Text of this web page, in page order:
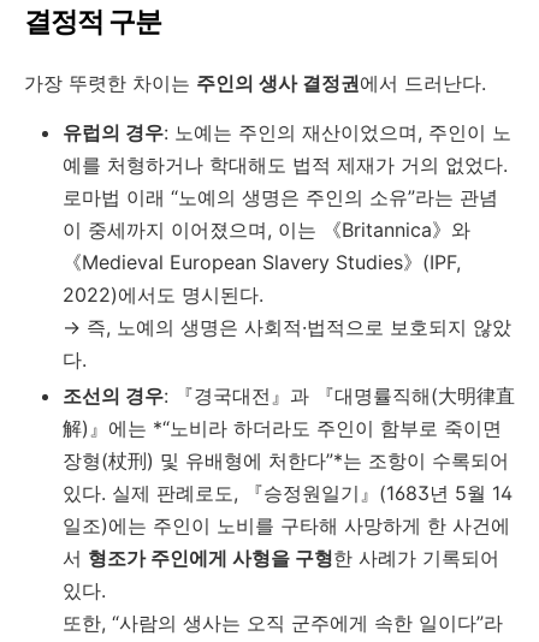
결정적 구분
가장 뚜렷한 차이는 주인의 생사 결정권에서 드러난다.
유럽의 경우: 노예는 주인의 재산이었으며, 주인이 노
예를 처형하거나 학대해도 법적 제재가 거의 없었다.
로마법 이래 “노예의 생명은 주인의 소유”라는 관념
이 중세까지 이어졌으며, 이는 《Britannica》와
《Medieval European Slavery Studies》(IPF,
2022)에서도 명시된다.
→ 즉, 노예의 생명은 사회적·법적으로 보호되지 않았
다.
조선의 경우: 『경국대전』과 『대명률직해(大明律直
解)』에는 *“노비라 하더라도 주인이 함부로 죽이면
장형(杖刑) 및 유배형에 처한다”*는 조항이 수록되어
있다. 실제 판례로도, 『승정원일기』(1683년 5월 14
일조)에는 주인이 노비를 구타해 사망하게 한 사건에
서 형조가 주인에게 사형을 구형한 사례가 기록되어
있다.
또한, “사람의 생사는 오직 군주에게 속한 일이다”라